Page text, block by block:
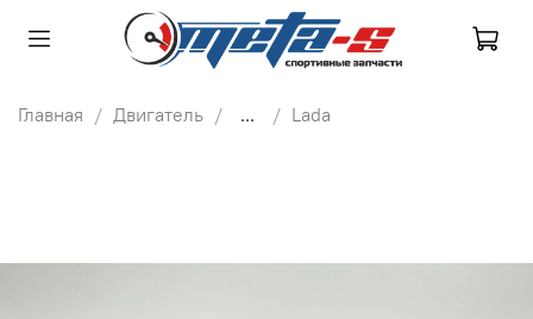
Главная Двигатель ... Lada